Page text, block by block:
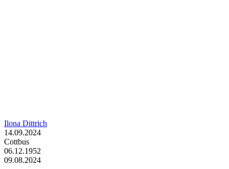
Ilona Dittrich
14.09.2024
Cottbus
06.12.1952
09.08.2024